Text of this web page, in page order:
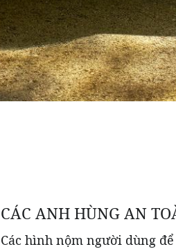
CÁC ANH HÙNG AN
Các hình nộm người dùng